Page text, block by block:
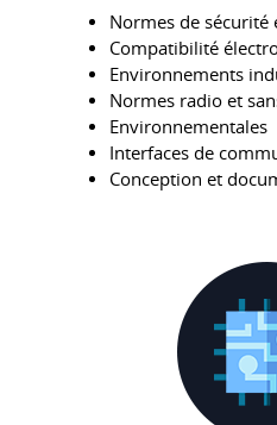
Normes de sécurité
Compatibilité
Environnements
Normes radio et
Environnementales
Interfaces de
Conception et